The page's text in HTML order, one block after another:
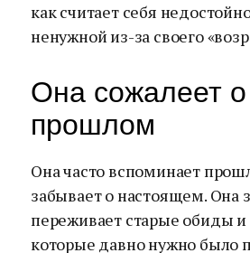
как считает себя
ненужной из-за своего
Она сожалеет о
прошлом
Она часто вспоминает
забывает о настоящем. Она
переживает старые обиды
которые давно нужно было